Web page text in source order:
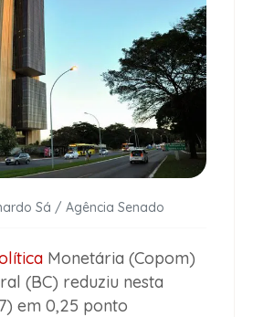
Sá / Agência Senado
Monetária (Copom)
(BC) reduziu nesta
em 0,25 ponto